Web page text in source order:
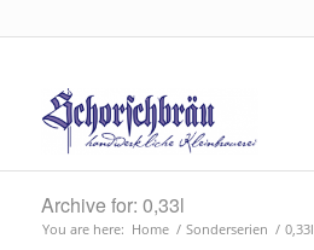
Archive for: 0,33l
You are here: Home / Sonderserien / 0,33l